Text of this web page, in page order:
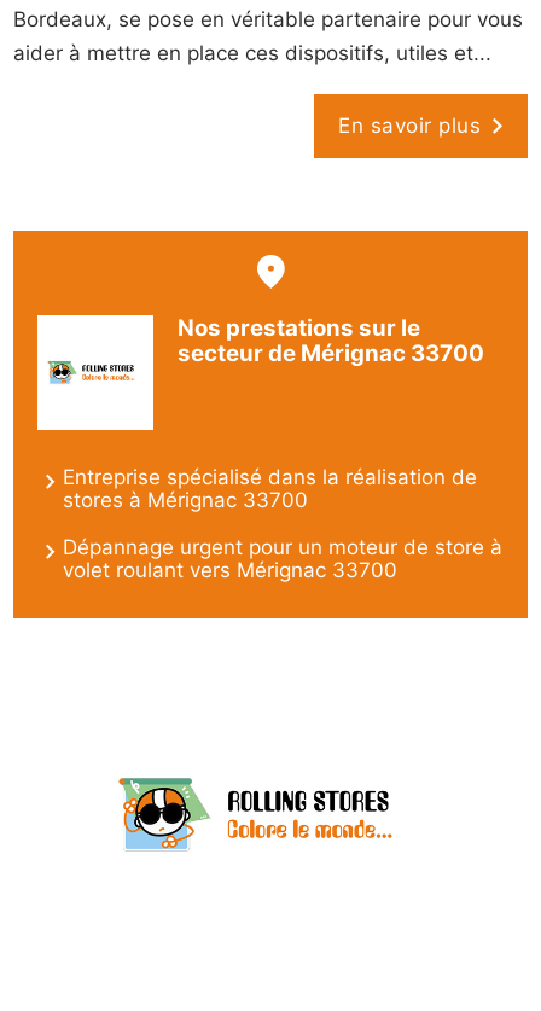
Bordeaux, se pose en véritable partenaire pour vous
aider à mettre en place ces dispositifs, utiles et...
En savoir plus
Nos prestations sur le
secteur de Mérignac 33700
Entreprise spécialisé dans la réalisation de
stores à Mérignac 33700
Dépannage urgent pour un moteur de store à
volet roulant vers Mérignac 33700